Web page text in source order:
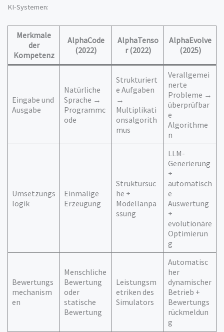
KI-Systemen:
Merkmale
der
Kompetenz
AlphaCode
(2022)
AlphaTenso
r (2022)
AlphaEvolve
(2025)
Eingabe und
Ausgabe
Natürliche
Sprache →
Programmc
ode
Strukturiert
e Aufgaben
→
Multiplikati
onsalgorith
mus
Verallgemei
nerte
Probleme →
überprüfbar
e
Algorithme
n
Umsetzungs
logik
Einmalige
Erzeugung
Struktursuc
he +
Modellanpa
ssung
LLM-
Generierung
+
automatisch
e
Auswertung
+
evolutionäre
Optimierun
g
Bewertungs
mechanism
en
Menschliche
Bewertung
oder
statische
Bewertung
Leistungsm
etriken des
Simulators
Automatisc
her
dynamischer
Betrieb +
Bewertungs
rückmeldun
g